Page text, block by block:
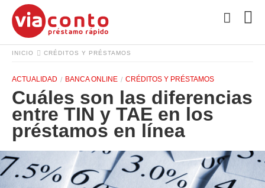
INICIO CRÉDITOS Y PRÉSTAMOS
ACTUALIDAD BANCA ONLINE CRÉDITOS Y PRÉSTAMOS
Cuáles son las diferencias
entre TIN y TAE en los
préstamos en línea